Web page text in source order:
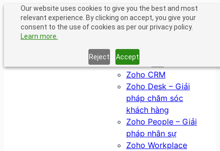
Our website uses cookies to give you the best and most
relevant experience. By clicking on accept, you give your
consent to the use of cookies as per our privacy policy.
Learn more.
Reject Accept
Chuyển
phần
Giải pháp
Zoho CRM
Zoho Desk – Giải
pháp chăm sóc
khách hàng
Zoho People – Giải
pháp nhân sự
Zoho Workplace